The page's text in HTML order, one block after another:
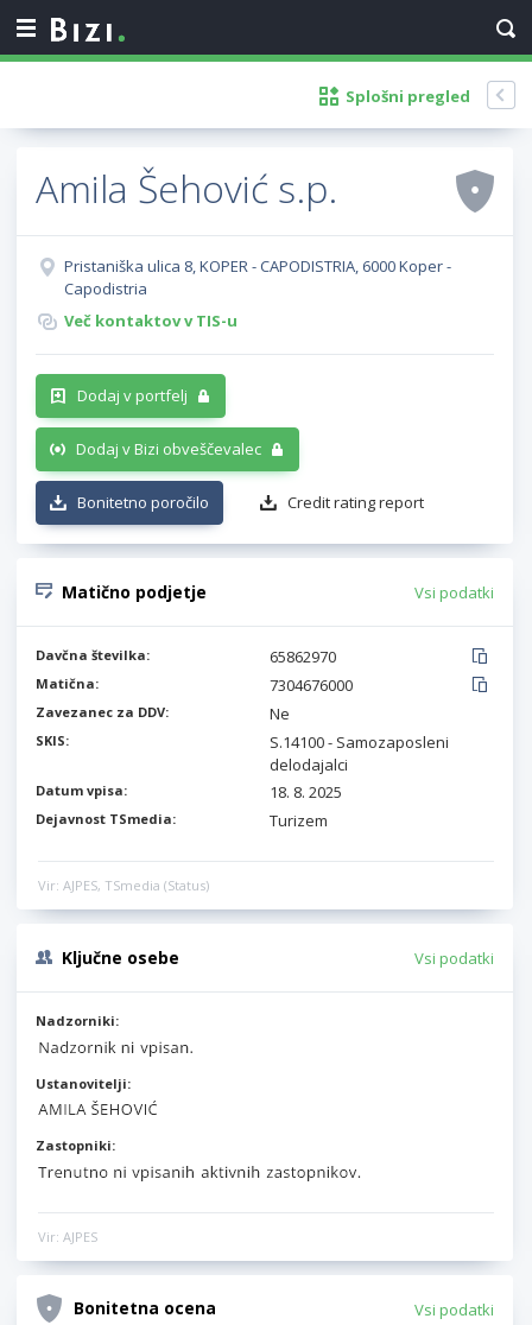
Splošni pregled
Amila Šehović s.p.
Pristaniška ulica 8, KOPER - CAPODISTRIA, 6000 Koper -
Capodistria
Več kontaktov v TIS-u
Dodaj v portfelj
Dodaj v Bizi obveščevalec
Bonitetno poročilo Credit rating report
Matično podjetje Vsi podatki
Davčna številka: 65862970
Matična: 7304676000
Zavezanec za DDV: Ne
SKIS:
S.14100 - Samozaposleni
delodajalci
Datum vpisa: 18. 8. 2025
Dejavnost TSmedia: Turizem
Vir: AJPES, TSmedia (Status)
Ključne osebe Vsi podatki
Nadzorniki:
Ustanovitelji:
Zastopniki:
Vir: AJPES
Bonitetna ocena Vsi podatki